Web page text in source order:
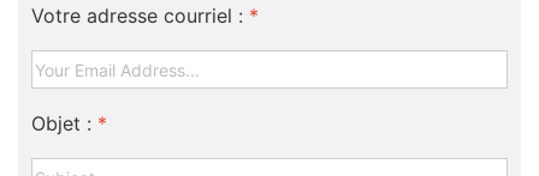
Votre adresse courriel : *
Objet : *